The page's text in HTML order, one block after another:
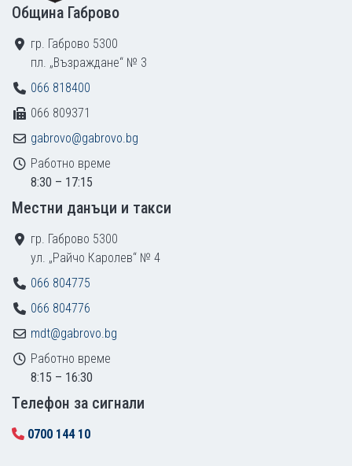
Община Габрово
гр. Габрово 5300
пл. „Възраждане“ № 3
066 818400
066 809371
gabrovo@gabrovo.bg
Работно време
8:30 – 17:15
Местни данъци и такси
гр. Габрово 5300
ул. „Райчо Каролев“ № 4
066 804775
066 804776
mdt@gabrovo.bg
Работно време
8:15 – 16:30
Tелефон за сигнали
0700 144 10